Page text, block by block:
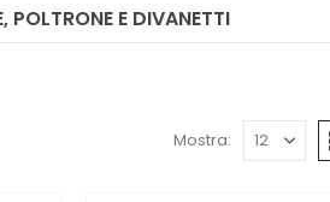
POLTRONE E DIVANETTI
Mostra: